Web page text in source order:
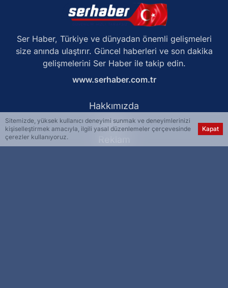
Ser Haber, Türkiye ve dünyadan önemli gelişmeleri
size anında ulaştırır. Güncel haberleri ve son dakika
gelişmelerini Ser Haber ile takip edin.
www.serhaber.com.tr
Hakkımızda
Künye
Sitemizde, yüksek kullanıcı deneyimi sunmak ve deneyimlerinizi
kişiselleştirmek amacıyla, ilgili yasal düzenlemeler çerçevesinde
çerezler kullanıyoruz.
Kapat